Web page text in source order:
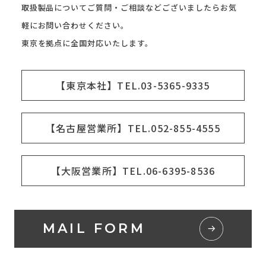
取扱製品についてご質問・ご相談などございましたらお気
軽にお問い合わせください。
東京を拠点に全国対応いたします。
【東京本社】TEL.03-5365-9335
【名古屋営業所】TEL.052-855-4555
【大阪営業所】TEL.06-6395-8536
MAIL FORM